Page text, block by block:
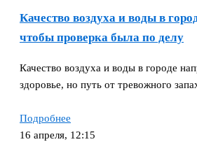
Качество воздуха и воды в
чтобы проверка была по делу
Качество воздуха и воды в городе
здоровье, но путь от тревожного
Подробнее
16 апреля, 12:15